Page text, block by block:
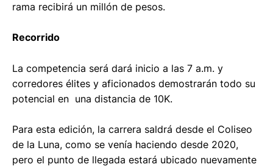
rama recibirá un millón de pesos.
Recorrido
La competencia será dará inicio a las 7 a.m. y
corredores élites y aficionados demostrarán todo su
potencial en una distancia de 10K.
Para esta edición, la carrera saldrá desde el Coliseo
de la Luna, como se venía haciendo desde 2020,
pero el punto de llegada estará ubicado nuevamente